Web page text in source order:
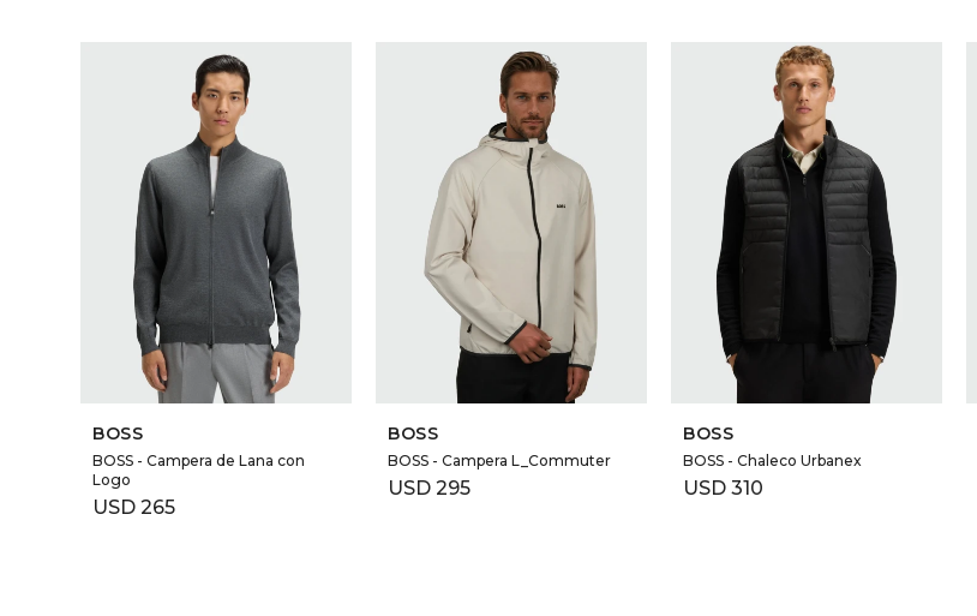
BOSS
BOSS - Campera de Lana con
Logo
USD 265
BOSS
BOSS - Campera L_Commuter
USD 295
BOSS
BOSS - Chaleco Urbanex
USD 310